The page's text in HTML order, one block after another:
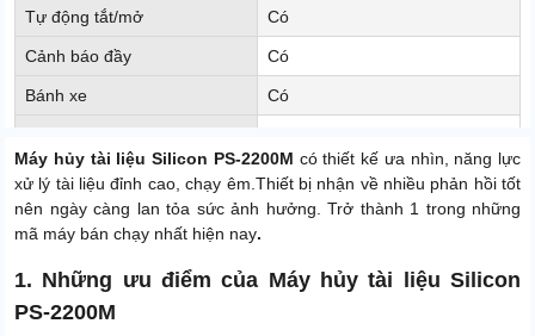
Tự động tắt/mở Có
Cảnh báo đầy Có
Bánh xe Có
Tự động dừng khi kẹt Có
Kích thước sợi hủy 2 x 10mm
giấy
Kích thước sản phẩm
Máy hủy tài liệu Silicon PS-2200M có thiết kế ưa nhìn, năng lực
xử lý tài liệu đỉnh cao, chạy êm.Thiết bị nhận về nhiều phản hồi tốt
nên ngày càng lan tỏa sức ảnh hưởng. Trở thành 1 trong những
mã máy bán chạy nhất hiện nay.
1. Những ưu điểm của Máy hủy tài liệu Silicon
PS-2200M